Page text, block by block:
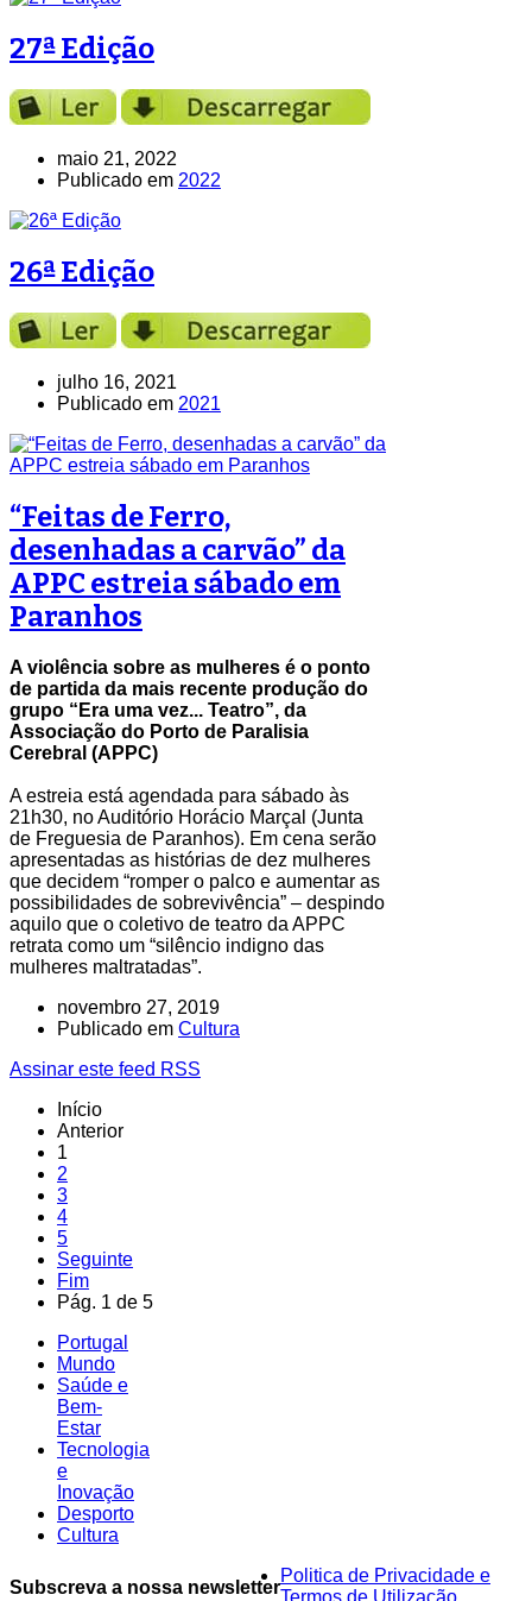
27ª Edição
maio 21, 2022
Publicado em 2022
26ª Edição
julho 16, 2021
Publicado em 2021
“Feitas de Ferro,
desenhadas a carvão” da
APPC estreia sábado em
Paranhos
A violência sobre as mulheres é o ponto
de partida da mais recente produção do
grupo “Era uma vez... Teatro”, da
Associação do Porto de Paralisia
Cerebral (APPC)
A estreia está agendada para sábado às
21h30, no Auditório Horácio Marçal (Junta
de Freguesia de Paranhos). Em cena serão
apresentadas as histórias de dez mulheres
que decidem “romper o palco e aumentar as
possibilidades de sobrevivência” – despindo
aquilo que o coletivo de teatro da APPC
retrata como um “silêncio indigno das
mulheres maltratadas”.
novembro 27, 2019
Publicado em Cultura
Assinar este feed RSS
Início
Anterior
1
2
3
4
5
Seguinte
Fim
Pág. 1 de 5
Portugal
Mundo
Saúde e
Bem-
Estar
Tecnologia
e
Inovação
Desporto
Cultura
Subscreva a nossa newsletter
Politica de Privacidade e
Termos de Utilização